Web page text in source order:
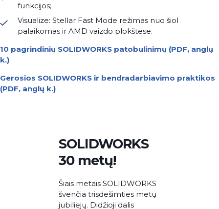
funkcijos;
Visualize: Stellar Fast Mode režimas nuo šiol
palaikomas ir AMD vaizdo plokštėse.
10 pagrindinių SOLIDWORKS patobulinimų (PDF, anglų
k.)
Gerosios SOLIDWORKS ir bendradarbiavimo praktikos
(PDF, anglų k.)
Schematics
PLM
PDM
Simulation
SOLIDWORKS
30 metų!
Šiais metais SOLIDWORKS
švenčia trisdešimties metų
jubiliejų. Didžioji dalis